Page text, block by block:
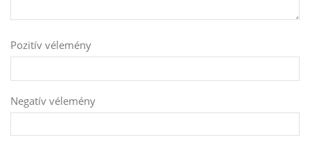
Pozitív vélemény
Negatív vélemény